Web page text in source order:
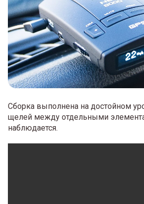
Сборка выполнена на достойном
щелей между отдельными
наблюдается.